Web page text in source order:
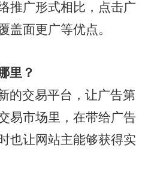
推广形式相比，点击广
盖面更广等优点。
里？
的交易平台，让广告第
易市场里，在带给广告
也让网站主能够获得实